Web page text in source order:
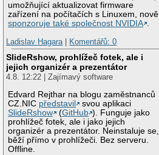
umožňující aktualizovat firmware
zařízení na počítačích s Linuxem, nově
sponzoruje také společnost NVIDIA .
Ladislav Hagara | Komentářů: 0
SlideRshow, prohlížeč fotek, ale i
jejich organizér a prezentátor
4.8. 12:22 | Zajímavý software
Edvard Rejthar na blogu zaměstnanců
CZ.NIC představil
svou aplikaci
SlideRshow
(GitHub ). Funguje jako
prohlížeč fotek, ale i jako jejich
organizér a prezentátor. Neinstaluje se,
běží přímo v prohlížeči. Bez serveru.
Offline.